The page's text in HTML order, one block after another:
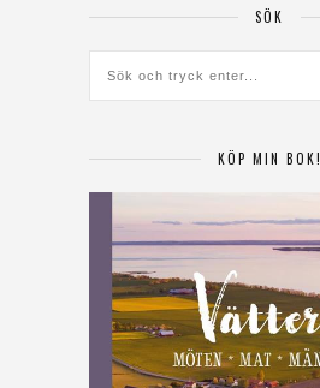
SÖK
KÖP MIN BOK!